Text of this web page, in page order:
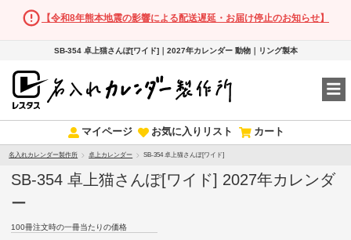
【令和8年熊本地震の影響による配送遅延・お届け停止のお知らせ】
SB-354 卓上猫さんぽ[ワイド]｜2027年カレンダー 動物｜リング製本
マイページ お気に入りリスト カート
名入れカレンダー製作所 卓上カレンダー SB-354 卓上猫さんぽ[ワイド]
SB-354 卓上猫さんぽ[ワイド] 2027年カレンダ
ー
100冊注文時の一冊当たりの価格